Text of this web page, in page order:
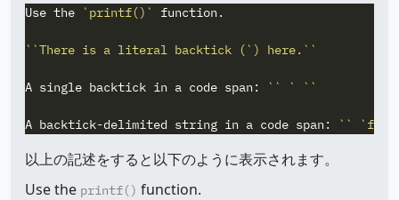
Use the `printf()` function.
``There is a literal backtick (`) here.``
A single backtick in a code span: `` ` ``
A backtick-delimited string in a code span: ``
以上の記述をすると以下のように表示されます。
Use the printf() function.